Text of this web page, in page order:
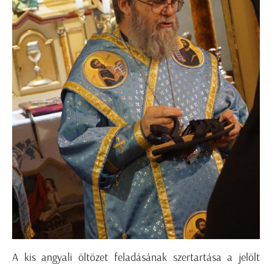
A kis angyali öltözet feladásának szertartása a jelölt